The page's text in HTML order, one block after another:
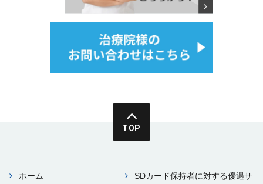
TOP
ホーム
SDカード保持者に対する優遇サ